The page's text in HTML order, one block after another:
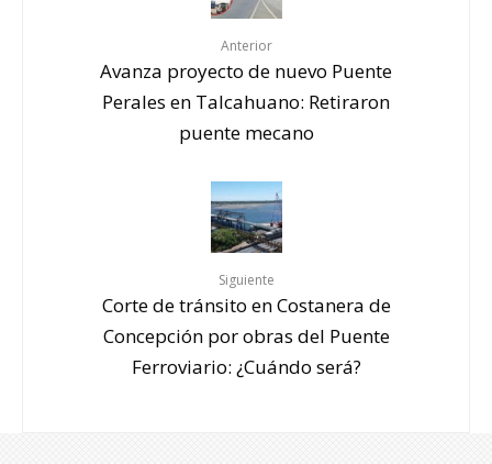
Anterior
Avanza proyecto de nuevo Puente
Perales en Talcahuano: Retiraron
puente mecano
Siguiente
Corte de tránsito en Costanera de
Concepción por obras del Puente
Ferroviario: ¿Cuándo será?